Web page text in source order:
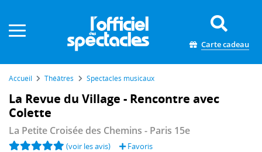
Carte cadeau
Accueil Théâtres Spectacles musicaux
La Revue du Village - Rencontre avec
Colette
La Petite Croisée des Chemins - Paris 15e
(voir les avis) Favoris